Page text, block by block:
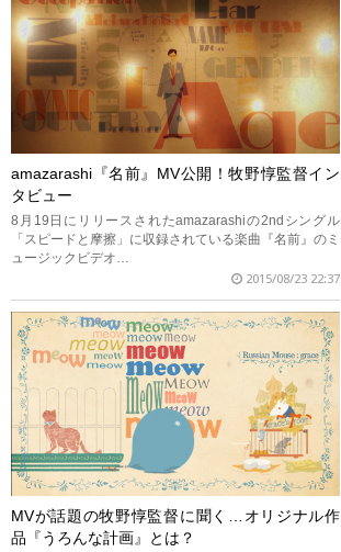
amazarashi『名前』MV公開！牧野惇監督イン
タビュー
8月19日にリリースされたamazarashiの2ndシングル
「スピードと摩擦」に収録されている楽曲『名前』のミ
ュージックビデオ…
2015/08/23 22:37
MVが話題の牧野惇監督に聞く…オリジナル作
品『うろんな計画』とは？